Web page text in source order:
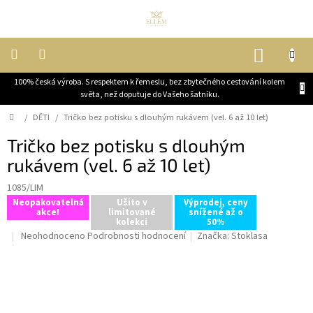
100% česká výroba. S respektem k řemeslu, bez zbytečného cestování kolem
světa, než doputuje do Vašeho šatníku.
DĚTI
ŽENY
MUŽI
JEZDECKÉ
KABÁTY
Domů
/ DĚTI / Tričko bez potisku s dlouhým rukávem (vel. 6 až 10 let)
Tričko bez potisku s dlouhým
rukávem (vel. 6 až 10 let)
1085/LIM
Neopakovatelná
akce!
Ušito v
limitované
kolekci
Výprodej, ceny
snížené až o
50%
Průměrné
Neohodnoceno Podrobnosti hodnocení Značka:Stoklasa